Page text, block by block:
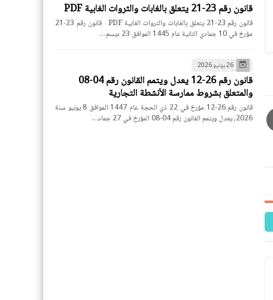
قانون رقم 23-21 يتعلق بالغابات والثروات الغابية PDF
قانون رقم 23-21 يتعلق بالغابات والثروات الغابية PDF قانون رقم 23-21
مؤرخ في 10 جمادي الثانية عام 1445 الموافق 23 ديسم…
26 يونيو 2026
قانون رقم 26-12 يعدل ويتمم القانون رقم 04-08
والمتعلق بشروط ممارسة الأنشطة التجارية
قانون رقم 26-12 مؤرخ في 22 ذي الحجة عام 1447 الموافق 8 يونيو سنة
2026، يعدل ويتمم القانون رقم 04-08 المؤرخ في 27 جماد…